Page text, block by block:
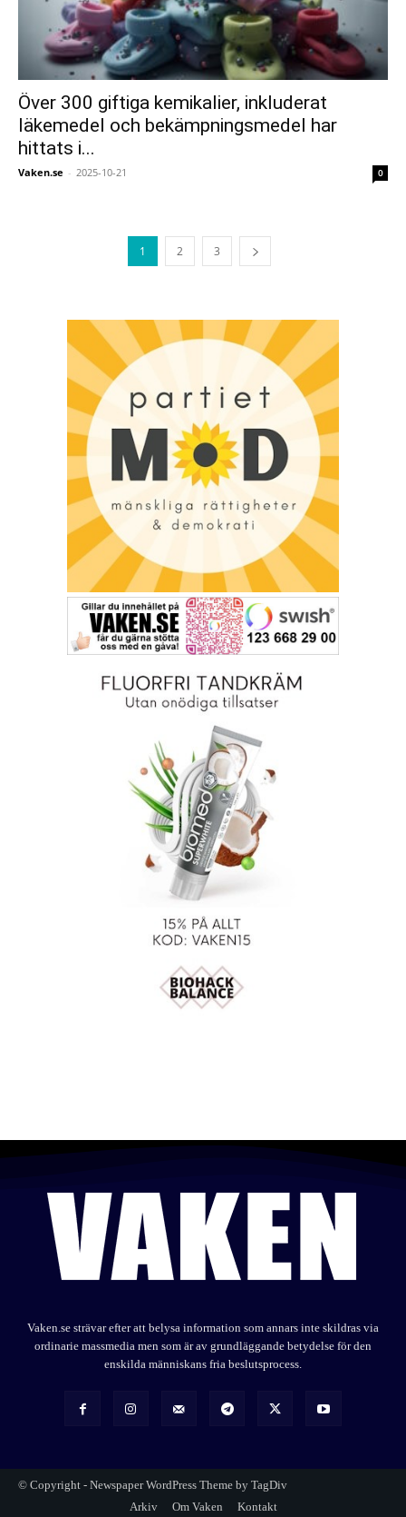
Över 300 giftiga kemikalier, inkluderat
läkemedel och bekämpningsmedel har
hittats i...
Vaken.se - 2025-10-21 0
1 2 3
Vaken.se strävar efter att belysa information som annars inte skildras via
ordinarie massmedia men som är av grundläggande betydelse för den
enskilda människans fria beslutsprocess.
© Copyright - Newspaper WordPress Theme by TagDiv
Arkiv
Om Vaken Kontakt